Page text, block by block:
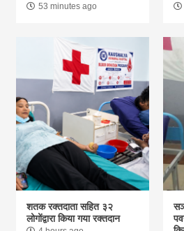
53 minutes ago
शतक रक्तदाता सहित ३२
लोगोंद्वारा किया गया रक्तदान